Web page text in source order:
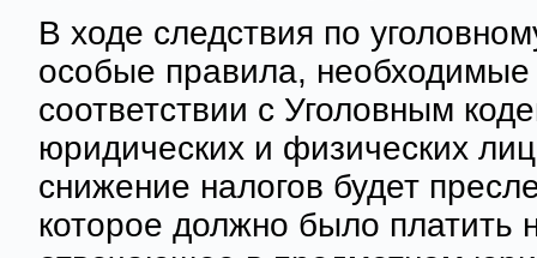
В ходе следствия по
особые правила, необходимые
соответствии с Уголовным
юридических и физических
снижение налогов будет
которое должно было платить